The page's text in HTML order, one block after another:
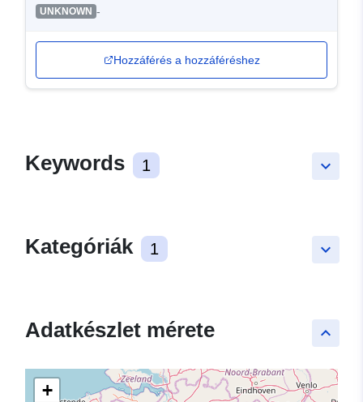
UNKNOWN -
Hozzáférés a hozzáféréshez
keyboard_arrow_down
Keywords 1
keyboard_arrow_down
Kategóriák 1
keyboard_arrow_up
Adatkészlet mérete
+